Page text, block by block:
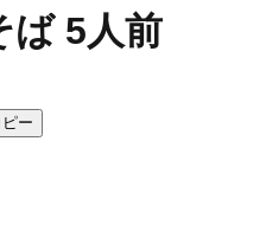
ば 5人前
ー